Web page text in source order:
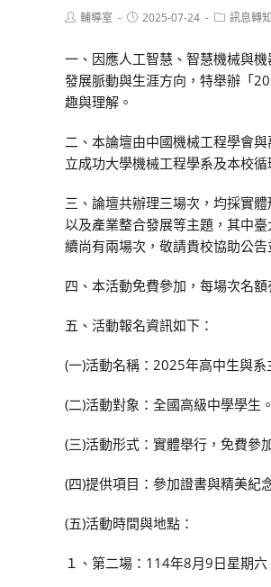
Post輔導室
Post2025-07-24
Post訊息轉知
一、因應人工智慧、智慧機械與
發展脈動與生涯方向，特舉辦「
趣與理解。
二、本論壇由中國機械工程學會
立成功大學機械工程學系及本校
三、論壇共辦理三場次，均採實
以及產業整合發展等主題，其中
續尚有兩場次，敬請貴校協助公告
四、本活動免費參加，每場次名
五、活動報名資訊如下：
(一)活動名稱：2025年高中生與系
(二)活動對象：全國高級中學學生。
(三)活動形式：實體舉行，免費參
(四)提供項目：參加證書與精美紀
(五)活動時間與地點：
１、第二場：114年8月9日星期